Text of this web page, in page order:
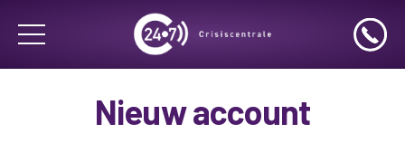
Nieuw account